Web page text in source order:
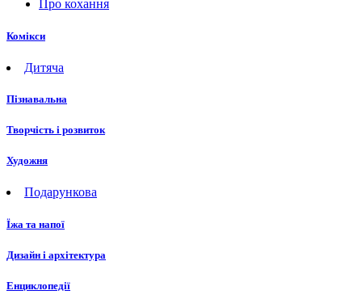
Про кохання
Комікси
Дитяча
Пізнавальна
Творчість і розвиток
Художня
Подарункова
Їжа та напої
Дизайн і архітектура
Енциклопедії